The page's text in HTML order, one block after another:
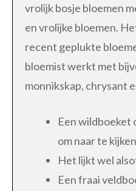
vrolijk bosje bloemen
en vrolijke bloemen.
recent geplukte
bloemist werkt met
monnikskap, chrysant
Een wildboeket
om naar te
Het lijkt wel
Een fraai